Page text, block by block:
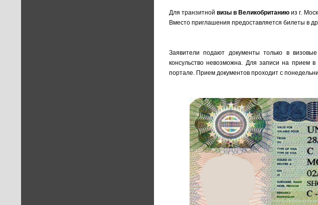
Для транзитнойвизы в Великобританию из г.
Вместо приглашения предоставляется билеты в
Заявители подают документы только в
консульство невозможна. Для записи на прием
портале. Прием документов проходит с